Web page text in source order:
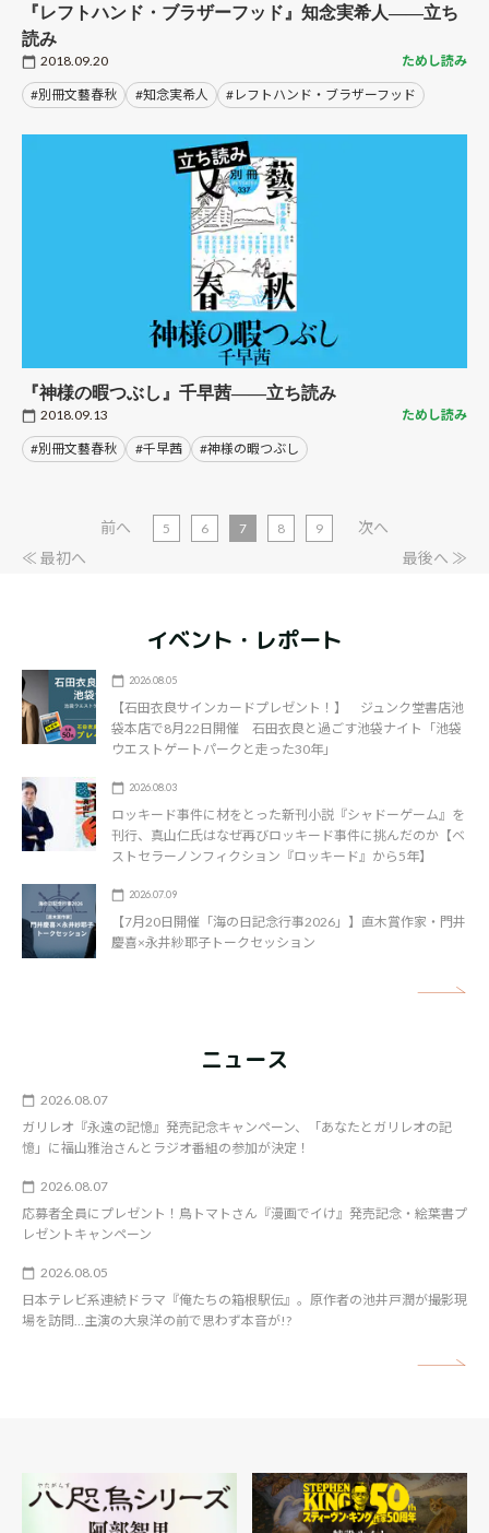
『レフトハンド・ブラザーフッド』知念実希人――立ち
読み
2018.09.20 ためし読み
#別冊文藝春秋 #知念実希人 #レフトハンド・ブラザーフッド
『神様の暇つぶし』千早茜――立ち読み
2018.09.13 ためし読み
#別冊文藝春秋 #千早茜 #神様の暇つぶし
≪ 最初へ
前へ 5 6 7 8 9
次へ
最後へ ≫
イベント・レポート
2026.08.05
【石田衣良サインカードプレゼント！】 ジュンク堂書店池
袋本店で8月22日開催 石田衣良と過ごす池袋ナイト「池袋
ウエストゲートパークと走った30年」
2026.08.03
ロッキード事件に材をとった新刊小説『シャドーゲーム』を
刊行、真山仁氏はなぜ再びロッキード事件に挑んだのか【ベ
ストセラーノンフィクション『ロッキード』から5年】
2026.07.09
【7月20日開催「海の日記念行事2026」】直木賞作家・門井
慶喜×永井紗耶子トークセッション
ニュース
2026.08.07
ガリレオ『永遠の記憶』発売記念キャンペーン、「あなたとガリレオの記
憶」に福山雅治さんとラジオ番組の参加が決定！
2026.08.07
応募者全員にプレゼント！鳥トマトさん『漫画でイけ』発売記念・絵葉書プ
レゼントキャンペーン
2026.08.05
日本テレビ系連続ドラマ『俺たちの箱根駅伝』。原作者の池井戸潤が撮影現
場を訪問…主演の大泉洋の前で思わず本音が!?